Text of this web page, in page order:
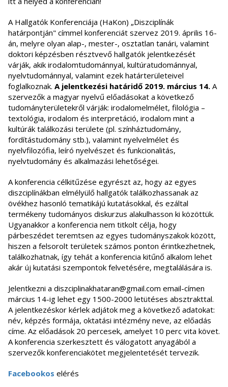
A Hallgatók Konferenciája (HaKon) „Diszciplínák
határpontján" címmel konferenciát szervez 2019. április 16-
án, melyre olyan alap-, mester-, osztatlan tanári, valamint
doktori képzésben résztvevő hallgatók jelentkezését
várják, akik irodalomtudománnyal, kultúratudománnyal,
nyelvtudománnyal, valamint ezek határterületeivel
foglalkoznak. A jelentkezési határidő 2019. március 14. A
szervezők a magyar nyelvű előadásokat a következő
tudományterületekről várják: irodalomelmélet, filológia –
textológia, irodalom és interpretáció, irodalom mint a
kultúrák találkozási területe (pl. színháztudomány,
fordítástudomány stb.), valamint nyelvelmélet és
nyelvfilozófia, leíró nyelvészet és funkcionalitás,
nyelvtudomány és alkalmazási lehetőségei.
A konferencia célkitűzése egyrészt az, hogy az egyes
diszciplínákban elmélyülő hallgatók találkozhassanak az
övékhez hasonló tematikájú kutatásokkal, és ezáltal
termékeny tudományos diskurzus alakulhasson ki közöttük.
Ugyanakkor a konferencia nem titkolt célja, hogy
párbeszédet teremtsen az egyes tudományszakok között,
hiszen a felsorolt területek számos ponton érintkezhetnek,
találkozhatnak, így tehát a konferencia kitűnő alkalom lehet
akár új kutatási szempontok felvetésére, megtalálására is.
Jelentkezni a diszciplinakhataran@gmail.com email-címen
március 14-ig lehet egy 1500-2000 letütéses absztrakttal.
A jelentkezéskor kérlek adjátok meg a következő adatokat:
név, képzés formája, oktatási intézmény neve, az előadás
címe. Az előadások 20 percesek, amelyet 10 perc vita követ.
A konferencia szerkesztett és válogatott anyagából a
szervezők konferenciakötet megjelentetését tervezik.
Facebookos elérés